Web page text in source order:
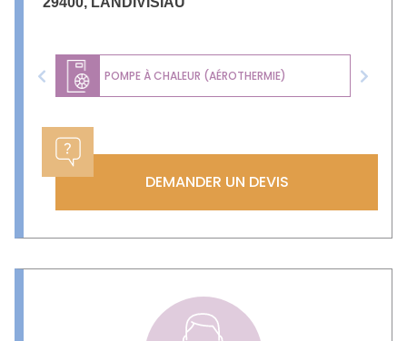
POMPE À CHALEUR (AÉROTHERMIE)
Previous Next
DEMANDER UN DEVIS